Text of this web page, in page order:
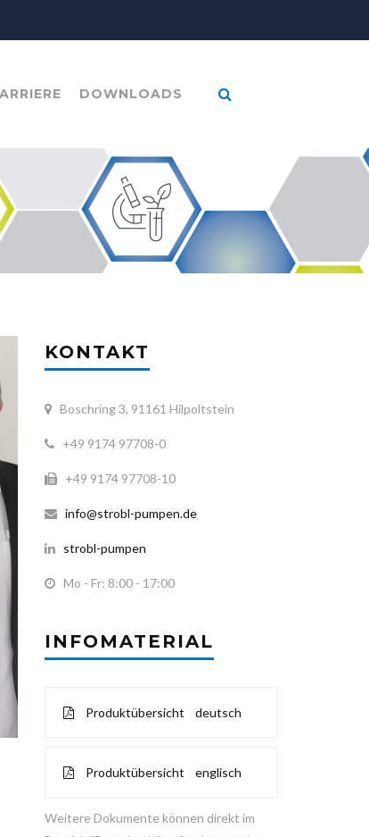
DOWNLOADS
KONTAKT
Boschring 3, 91161 Hilpoltstein
+49 9174 97708-0
+49 9174 97708-10
info@strobl-pumpen.de
strobl-pumpen
Mo - Fr: 8:00 - 17:00
INFOMATERIAL
Produktübersicht deutsch
Produktübersicht englisch
Weitere Dokumente können direkt im